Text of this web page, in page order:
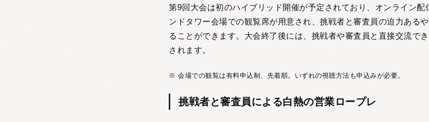
第9回大会は初のハイブリッド開催が予定されており、オンライン配
ンドタワー会場での観覧席が用意され、挑戦者と審査員の迫力ある
ることができます。大会終了後には、挑戦者や審査員と直接交流で
されます。
※ 会場での観覧は有料申込制、先着順。いずれの視聴方法も申込みが必要。
挑戦者と審査員による白熱の営業ロープレ